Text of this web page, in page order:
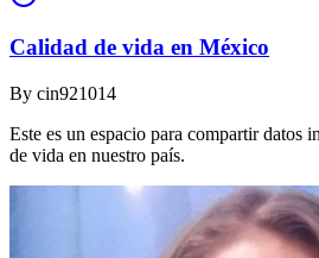
Calidad de vida en México
By cin921014
Este es un espacio para compartir datos
de vida en nuestro país.